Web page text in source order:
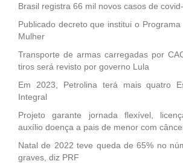
Brasil registra 66 mil novos casos de
Publicado decreto que institui o Programa
Mulher
Transporte de armas carregadas por
tiros será revisto por governo Lula
Em 2023, Petrolina terá mais quatro
Integral
Projeto garante jornada flexível,
auxílio doença a pais de menor com
Natal de 2022 teve queda de 65% no
graves, diz PRF